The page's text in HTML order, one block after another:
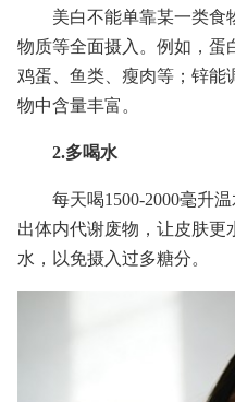
美白不能单靠某一类食
物质等全面摄入。例如，蛋
鸡蛋、鱼类、瘦肉等；锌能
物中含量丰富。
2.多喝水
每天喝1500-2000毫升
出体内代谢废物，让皮肤更
水，以免摄入过多糖分。